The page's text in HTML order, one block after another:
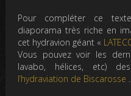
Pour compléter ce
diaporama très riche en
cet hydravion géant «
Vous pouvez voir les
lavabo, hélices, etc)
l’hydraviation de Biscarosse